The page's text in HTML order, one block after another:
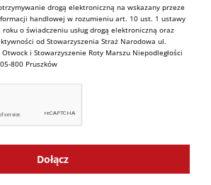
drogą elektroniczną na wskazany przeze
handlowej w rozumieniu art. 10 ust. 1 ustawy
o świadczeniu usług drogą elektroniczną oraz
od Stowarzyszenia Straż Narodowa ul.
i Stowarzyszenie Roty Marszu Niepodległości
800 Pruszków
Dołącz